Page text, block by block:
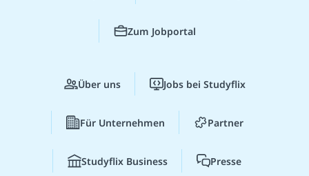
Zum Jobportal
Über uns Jobs bei Studyflix
Für Unternehmen Partner
Studyflix Business Presse